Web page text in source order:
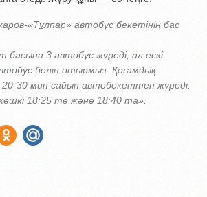
«Тұлпар» автобус бекетінің бас
басына 3 автобус жүреді, ал ескі
бөліп отырмыз. Қоғамдық
20-30 мин сайын автобекеттен жүреді.
18:25 те және 18:40 та».